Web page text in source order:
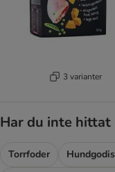
3 varianter
Har du inte hittat
Torrfoder